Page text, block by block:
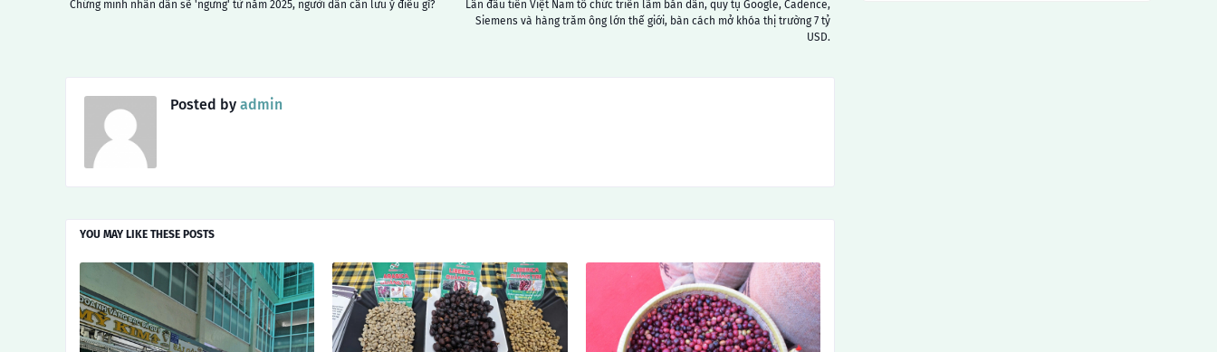
Lần đầu tiên Việt Nam tổ chức triển lãm bán dẫn, quy tụ Google, Cadence,
Siemens và hàng trăm ông lớn thế giới, bàn cách mở khóa thị trường 7 tỷ
USD.
Chứng minh nhân dân sẽ 'ngưng' từ năm 2025, người dân cần lưu ý điều gì?
Posted by admin
YOU MAY LIKE THESE POSTS